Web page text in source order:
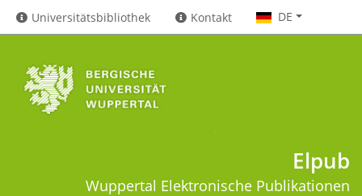
Universitätsbibliothek Kontakt DE
Elpub
Wuppertal Elektronische Publikationen